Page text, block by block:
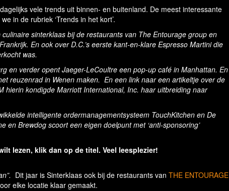
vele trends uit binnen- en buitenland. De meest interessante
in de rubriek ‘Trends in het kort’.
culinaire sinterklaas bij de restaurants van The Entourage group en
En ook over D.C.’s eerste kant-en-klare Espresso Martini die
was.
en verder opentJaeger-LeCoultre een pop-up café in Manhattan. En
reuzenrad in Wenen maken. En een link naar een artikeltje over de
hierin kondigde Marriott International, Inc. haar uitbreiding naar
intelligente ordermanagementsysteem TouchKitchen en De
en Brewdog scoort een eigen doelpunt met ‘anti-sponsoring’
lezen, klik dan op de titel. Veel leesplezier!
Dit jaar is Sinterklaas ook bij de restaurants van THE ENTOURAGE
elke locatie klaar gemaakt.